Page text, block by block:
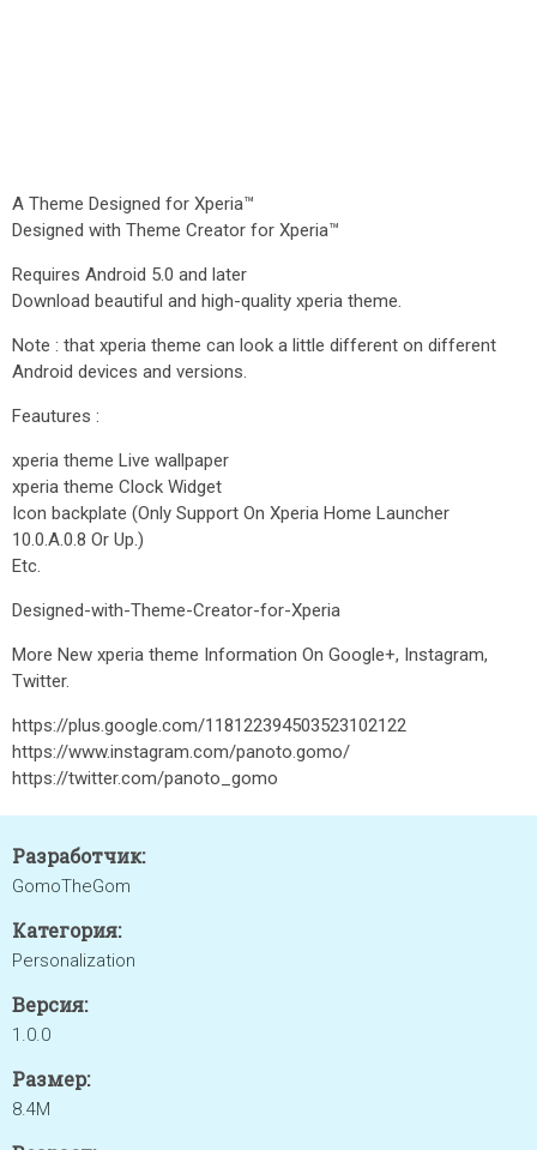
A Theme Designed for Xperia™
Designed with Theme Creator for Xperia™
Requires Android 5.0 and later
Download beautiful and high-quality xperia theme.
Note : that xperia theme can look a little different on different
Android devices and versions.
Feautures :
xperia theme Live wallpaper
xperia theme Clock Widget
Icon backplate (Only Support On Xperia Home Launcher
10.0.A.0.8 Or Up.)
Etc.
Designed-with-Theme-Creator-for-Xperia
More New xperia theme Information On Google+, Instagram,
Twitter.
https://plus.google.com/118122394503523102122
https://www.instagram.com/panoto.gomo/
https://twitter.com/panoto_gomo
Разработчик:
GomoTheGom
Категория:
Personalization
Версия:
1.0.0
Размер:
8.4M